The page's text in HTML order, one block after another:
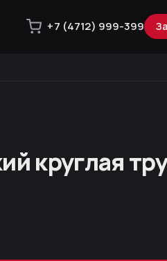
+7 (4712) 999-399
круглая